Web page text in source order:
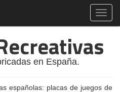
en España.
españolas: placas de juegos de